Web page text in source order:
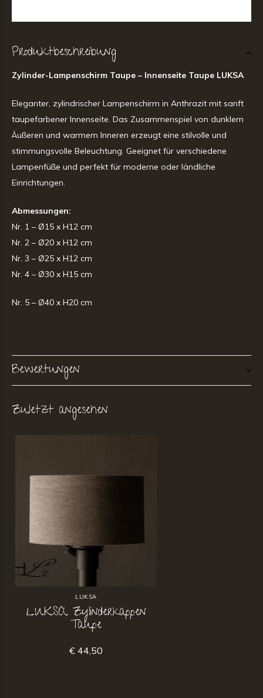
Produktbeschreibung
Zylinder-Lampenschirm Taupe – Innenseite Taupe LUKSA
Eleganter, zylindrischer Lampenschirm in Anthrazit mit sanft
taupefarbener Innenseite. Das Zusammenspiel von dunklem
Äußeren und warmem Inneren erzeugt eine stilvolle und
stimmungsvolle Beleuchtung. Geeignet für verschiedene
Lampenfüße und perfekt für moderne oder ländliche
Einrichtungen.
Abmessungen:
Nr. 1 – Ø15 x H12 cm
Nr. 2 – Ø20 x H12 cm
Nr. 3 – Ø25 x H12 cm
Nr. 4 – Ø30 x H15 cm
Nr. 5 – Ø40 x H20 cm
Bewertungen
Zuletzt angesehen
LUKSA
LUKSA Zylinderkappen
Taupe
€ 44,50